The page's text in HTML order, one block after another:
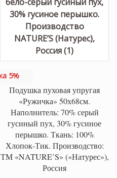
5%
Подушка пуховая упругая
«Ружичка» 50х68см.
Наполнитель: 70% серый
гусиный пух, 30% гусиное
перышко. Ткань: 100%
Хлопок-Тик. Производство:
ТМ «NATURE’S» («Натурес»),
Россия